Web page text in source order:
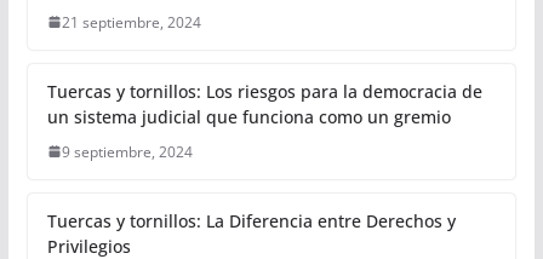
21 septiembre, 2024
Tuercas y tornillos: Los riesgos para la democracia de
un sistema judicial que funciona como un gremio
9 septiembre, 2024
Tuercas y tornillos: La Diferencia entre Derechos y
Privilegios